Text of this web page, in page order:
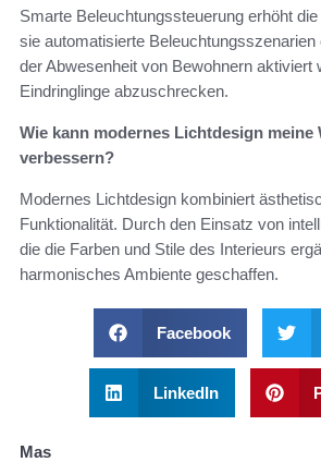
Smarte Beleuchtungssteuerung erhöht
sie automatisierte Beleuchtungsszenarien
der Abwesenheit von Bewohnern aktiviert
Eindringlinge abzuschrecken.
Wie kann modernes Lichtdesign meine
verbessern?
Modernes Lichtdesign kombiniert
Funktionalität. Durch den Einsatz von
die die Farben und Stile des Interieurs
harmonisches Ambiente geschaffen.
Facebook
LinkedIn
Mas